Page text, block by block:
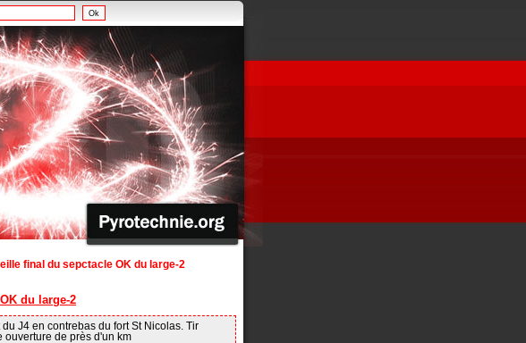
final du sepctacle OK du large-2
du large-2
J4 en contrebas du fort St Nicolas. Tir
ouverture de près d'un km